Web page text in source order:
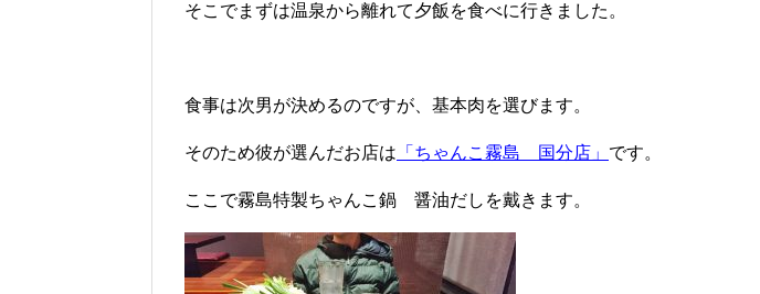
そこでまずは温泉から離れて夕飯を食べに行きました。
食事は次男が決めるのですが、基本肉を選びます。
そのため彼が選んだお店は 「ちゃんこ霧島 国分店」 です。
ここで霧島特製ちゃんこ鍋 醤油だしを戴きます。